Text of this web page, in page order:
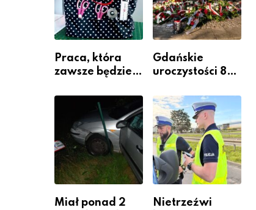
Praca, która
zawsze będzie
krawiectwo
zawodem
przyszłości i
gdzie się go
nauczyć?
Gdańskie
uroczystości 82.
wybuchu
Powstania
Warszawskiego
Miał ponad 2
Nietrzeźwi